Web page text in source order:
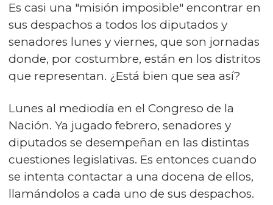
Es casi una "misión imposible" encontrar en
sus despachos a todos los diputados y
senadores lunes y viernes, que son jornadas
donde, por costumbre, están en los distritos
que representan. ¿Está bien que sea así?
Lunes al mediodía en el Congreso de la
Nación. Ya jugado febrero, senadores y
diputados se desempeñan en las distintas
cuestiones legislativas. Es entonces cuando
se intenta contactar a una docena de ellos,
llamándolos a cada uno de sus despachos.